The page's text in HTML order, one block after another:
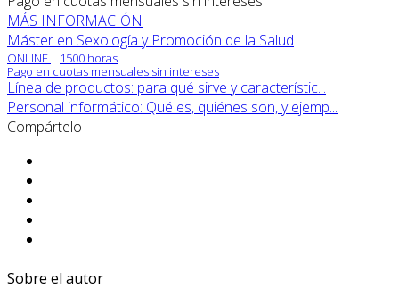
MÁS INFORMACIÓN
Máster en Sexología y Promoción de la Salud
ONLINE
1500 horas
Pago en cuotas mensuales sin intereses
Línea de productos: para qué sirve y característic...
Personal informático: Qué es, quiénes son, y ejemp...
Compártelo
Sobre el autor